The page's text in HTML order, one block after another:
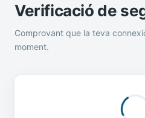
Verificació de
Comprovant que la teva
moment.